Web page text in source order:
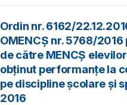
Ordin nr. 6162/
OMENCȘ nr. 5768/
de către MENCȘ
obținut performanțe la
pe discipline școlare și
2016